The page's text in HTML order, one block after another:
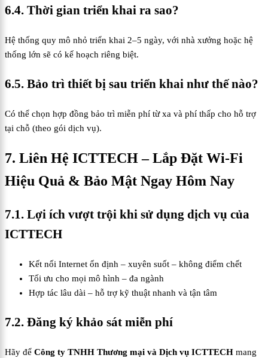
6.4. Thời gian triển khai ra sao?
Hệ thống quy mô nhỏ triển khai 2–5 ngày, với nhà xưởng hoặc hệ
thống lớn sẽ có kế hoạch riêng biệt.
6.5. Bảo trì thiết bị sau triển khai như thế nào?
Có thể chọn hợp đồng bảo trì miễn phí từ xa và phí thấp cho hỗ trợ
tại chỗ (theo gói dịch vụ).
7. Liên Hệ ICTTECH – Lắp Đặt Wi-Fi
Hiệu Quả & Bảo Mật Ngay Hôm Nay
7.1. Lợi ích vượt trội khi sử dụng dịch vụ của
ICTTECH
Kết nối Internet ổn định – xuyên suốt – không điểm chết
Tối ưu cho mọi mô hình – đa ngành
Hợp tác lâu dài – hỗ trợ kỹ thuật nhanh và tận tâm
7.2. Đăng ký khảo sát miễn phí
Hãy để Công ty TNHH Thương mại và Dịch vụ ICTTECH mang